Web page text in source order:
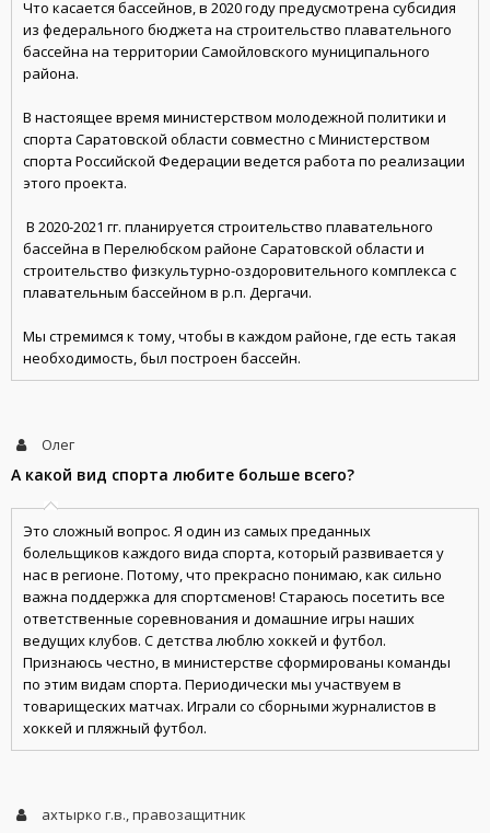
Что касается бассейнов, в 2020 году предусмотрена субсидия
из федерального бюджета на строительство плавательного
бассейна на территории Самойловского муниципального
района.
В настоящее время министерством молодежной политики и
спорта Саратовской области совместно с Министерством
спорта Российской Федерации ведется работа по реализации
этого проекта.
В 2020-2021 гг. планируется строительство плавательного
бассейна в Перелюбском районе Саратовской области и
строительство физкультурно-оздоровительного комплекса с
плавательным бассейном в р.п. Дергачи.
Мы стремимся к тому, чтобы в каждом районе, где есть такая
необходимость, был построен бассейн.
Олег
А какой вид спорта любите больше всего?
Это сложный вопрос. Я один из самых преданных
болельщиков каждого вида спорта, который развивается у
нас в регионе. Потому, что прекрасно понимаю, как сильно
важна поддержка для спортсменов! Стараюсь посетить все
ответственные соревнования и домашние игры наших
ведущих клубов. С детства люблю хоккей и футбол.
Признаюсь честно, в министерстве сформированы команды
по этим видам спорта. Периодически мы участвуем в
товарищеских матчах. Играли со сборными журналистов в
хоккей и пляжный футбол.
ахтырко г.в., правозащитник